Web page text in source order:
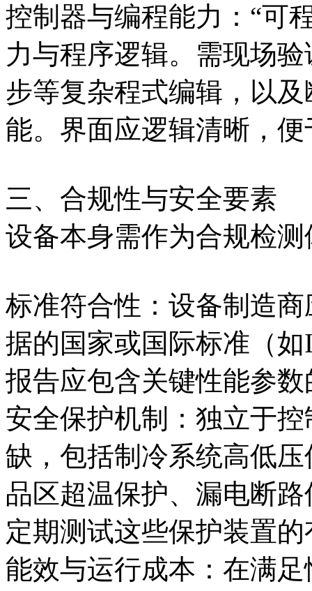
控制器与编程能力：“可
力与程序逻辑。需现场
步等复杂程式编辑，以
能。界面应逻辑清晰，
三、合规性与安全要素
设备本身需作为合规检
标准符合性：设备制造
据的国家或国际标准（
报告应包含关键性能参
安全保护机制：独立于
缺，包括制冷系统高低
品区超温保护、漏电断
定期测试这些保护装置
能效与运行成本：在满